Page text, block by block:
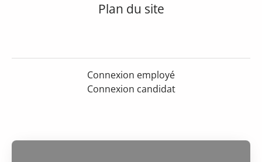
Plan du site
Connexion employé
Connexion candidat